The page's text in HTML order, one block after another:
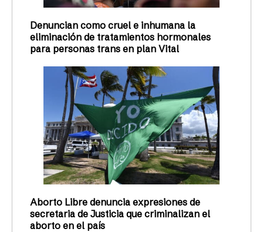
Denuncian como cruel e inhumana la
eliminación de tratamientos hormonales
para personas trans en plan Vital
Aborto Libre denuncia expresiones de
secretaria de Justicia que criminalizan el
aborto en el país